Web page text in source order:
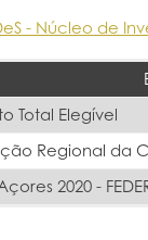
- Núcleo de
Total Elegível
Regional da
2020 -